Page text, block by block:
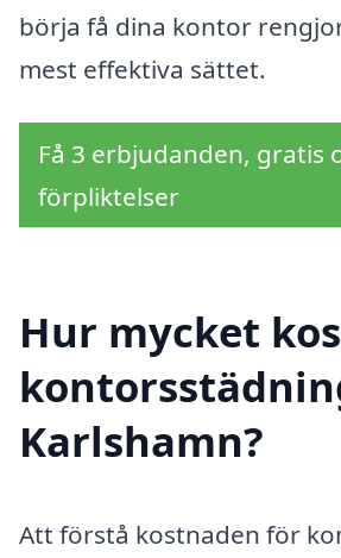
börja få dina kontor
mest effektiva sättet.
Få 3 erbjudanden, gratis
förpliktelser
Hur mycket
Karlshamn?
Att förstå kostnaden för